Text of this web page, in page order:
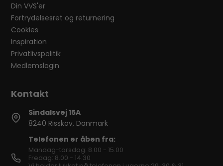
Din VVS'er
Fortrydelsesret og returnering
Cookies
Inspiration
Privatlivspolitik
Medlemslogin
Sindalsvej 15A
8240 Risskov, Danmark
Telefonen er åben fra:
Mandag-torsdag: 8.00 - 15.00
Fredag: 8.00 - 14.30